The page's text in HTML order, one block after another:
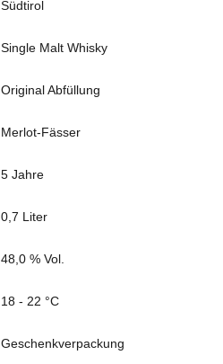
Südtirol
Single Malt Whisky
Original Abfüllung
Merlot-Fässer
5 Jahre
0,7 Liter
48,0 % Vol.
18 - 22 °C
Geschenkverpackung